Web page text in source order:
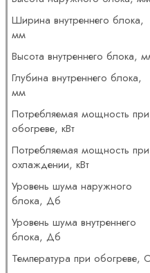
Ширина внутреннего блока,
мм
Высота внутреннего блока,
Глубина внутреннего блока,
мм
Потребляемая мощность при
обогреве, кВт
Потребляемая мощность при
охлаждении, кВт
Уровень шума наружного
блока, Дб
Уровень шума внутреннего
блока, Дб
Температура при обогреве, С